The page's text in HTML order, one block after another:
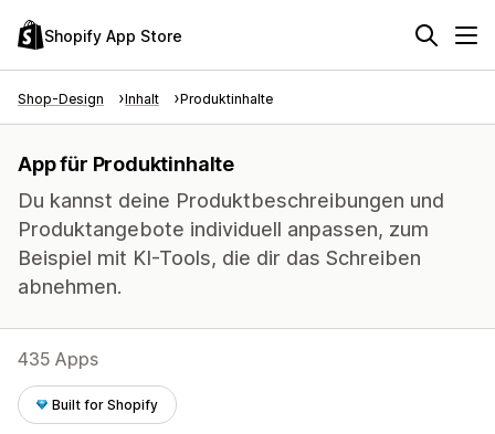
Shopify App Store
Shop-Design Inhalt Produktinhalte
App für Produktinhalte
Du kannst deine Produktbeschreibungen und
Produktangebote individuell anpassen, zum
Beispiel mit KI-Tools, die dir das Schreiben
abnehmen.
435 Apps
Built for Shopify